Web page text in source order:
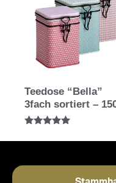
Teedose “Bella”
3fach sortiert –
5.00